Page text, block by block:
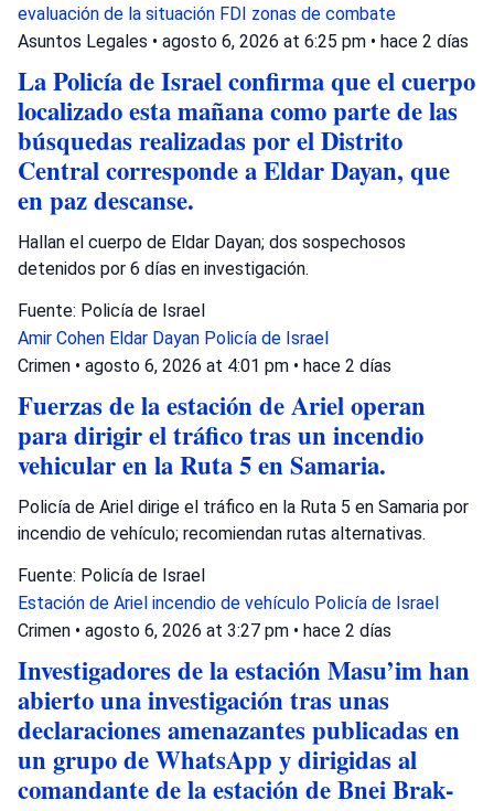
evaluación de la situación FDI zonas de combate
Asuntos Legales • agosto 6, 2026 at 6:25 pm • hace 2 días
La Policía de Israel confirma que el cuerpo
localizado esta mañana como parte de las
búsquedas realizadas por el Distrito
Central corresponde a Eldar Dayan, que
en paz descanse.
Hallan el cuerpo de Eldar Dayan; dos sospechosos
detenidos por 6 días en investigación.
Fuente: Policía de Israel
Amir Cohen Eldar Dayan Policía de Israel
Crimen • agosto 6, 2026 at 4:01 pm • hace 2 días
Fuerzas de la estación de Ariel operan
para dirigir el tráfico tras un incendio
vehicular en la Ruta 5 en Samaria.
Policía de Ariel dirige el tráfico en la Ruta 5 en Samaria por
incendio de vehículo; recomiendan rutas alternativas.
Fuente: Policía de Israel
Estación de Ariel incendio de vehículo Policía de Israel
Crimen • agosto 6, 2026 at 3:27 pm • hace 2 días
Investigadores de la estación Masu’im han
abierto una investigación tras unas
declaraciones amenazantes publicadas en
un grupo de WhatsApp y dirigidas al
comandante de la estación de Bnei Brak-